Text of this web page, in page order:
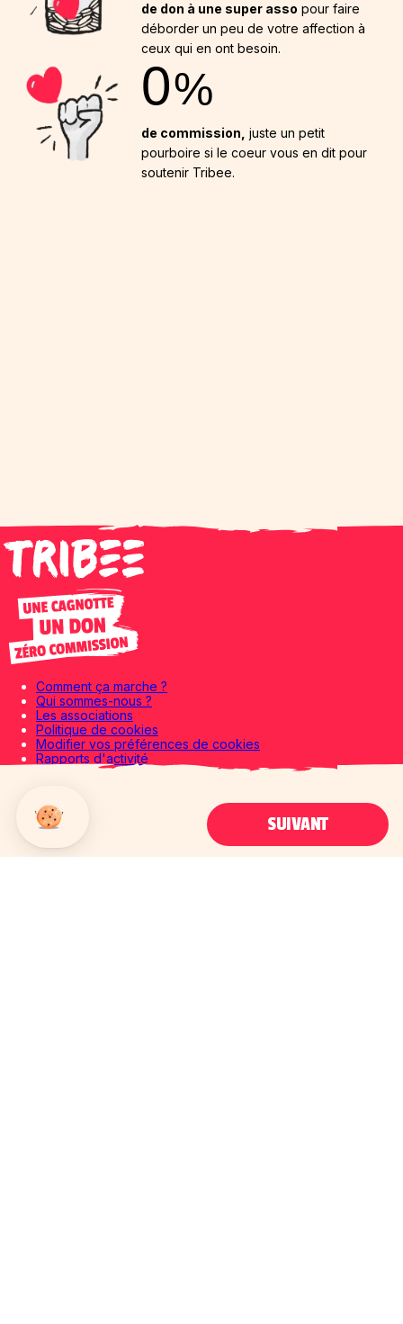
SUIVANT
de don à une super asso pour faire
déborder un peu de votre affection à
ceux qui en ont besoin.
0%
de commission, juste un petit
pourboire si le coeur vous en dit pour
soutenir Tribee.
Comment ça marche ?
Qui sommes-nous ?
Les associations
Politique de cookies
Modifier vos préférences de cookies
Rapports d'activité
Mentions légales
Politique de confidentialité
Le blog